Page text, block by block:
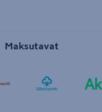
Maksutavat